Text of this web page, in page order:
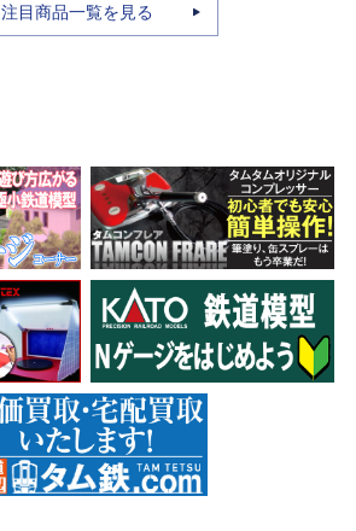
注目商品一覧を見る